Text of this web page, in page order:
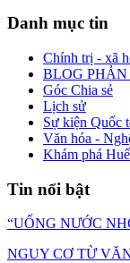
Danh mục tin
Chính trị - xã
BLOG PHẢN
Góc Chia sẻ
Lịch sử
Sự kiện Quốc
Văn hóa -
Khám phá Huế
Tin nổi bật
“UỐNG NƯỚC
NGUY CƠ TỪ